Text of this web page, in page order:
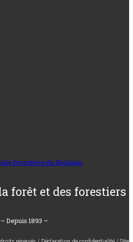
Forestière de Belgique
forêt et des forestiers
– Depuis 1893 –